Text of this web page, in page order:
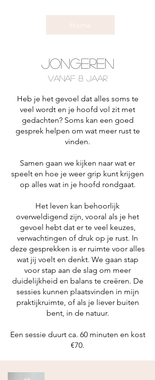
Home
Jongeren
vanaf 8 jaar
Heb je het gevoel dat alles soms te
veel wordt en je hoofd vol zit met
gedachten? Soms kan een goed
gesprek helpen om wat meer rust te
vinden.
Samen gaan we kijken naar wat er
speelt en hoe je weer grip kunt krijgen
op alles wat in je hoofd rondgaat.
Het leven kan behoorlijk
overweldigend zijn, vooral als je het
gevoel hebt dat er te veel keuzes,
verwachtingen of druk op je rust. In
deze gesprekken is er ruimte voor alles
wat jij voelt en denkt. We gaan stap
voor stap aan de slag om meer
duidelijkheid en balans te creëren. De
sessies kunnen plaatsvinden in mijn
praktijkruimte, of als je liever buiten
bent, in de natuur.
Een sessie duurt ca. 60 minuten en kost
€70.